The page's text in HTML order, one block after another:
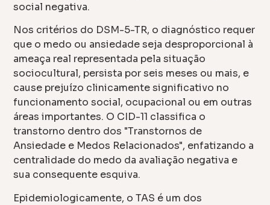
social negativa.
Nos critérios do DSM-5-TR, o diagnóstico requer
que o medo ou ansiedade seja desproporcional à
ameaça real representada pela situação
sociocultural, persista por seis meses ou mais, e
cause prejuízo clinicamente significativo no
funcionamento social, ocupacional ou em outras
áreas importantes. O CID-11 classifica o
transtorno dentro dos "Transtornos de
Ansiedade e Medos Relacionados", enfatizando a
centralidade do medo da avaliação negativa e
sua consequente esquiva.
Epidemiologicamente, o TAS é um dos